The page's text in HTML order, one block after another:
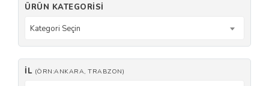
ÜRÜN KATEGORISI
Kategori Seçin
İL (ÖRN:ANKARA, TRABZON)